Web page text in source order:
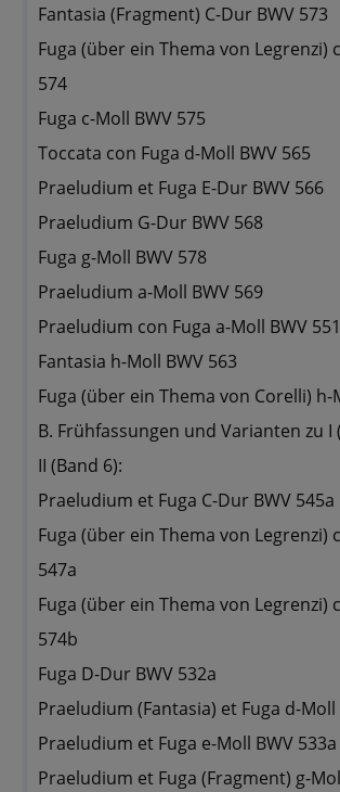
Fantasia (Fragment) C-Dur BWV 573
Fuga (über ein Thema von Legrenzi)
574
Fuga c-Moll BWV 575
Toccata con Fuga d-Moll BWV 565
Praeludium et Fuga E-Dur BWV 566
Praeludium G-Dur BWV 568
Fuga g-Moll BWV 578
Praeludium a-Moll BWV 569
Praeludium con Fuga a-Moll BWV 551
Fantasia h-Moll BWV 563
Fuga (über ein Thema von Corelli) h-
B. Frühfassungen und Varianten zu I
II (Band 6):
Praeludium et Fuga C-Dur BWV 545a
Fuga (über ein Thema von Legrenzi)
547a
Fuga (über ein Thema von Legrenzi)
574b
Fuga D-Dur BWV 532a
Praeludium (Fantasia) et Fuga d-Moll
Praeludium et Fuga e-Moll BWV 533a
Praeludium et Fuga (Fragment) g-